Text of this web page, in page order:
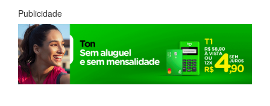
Publicidade